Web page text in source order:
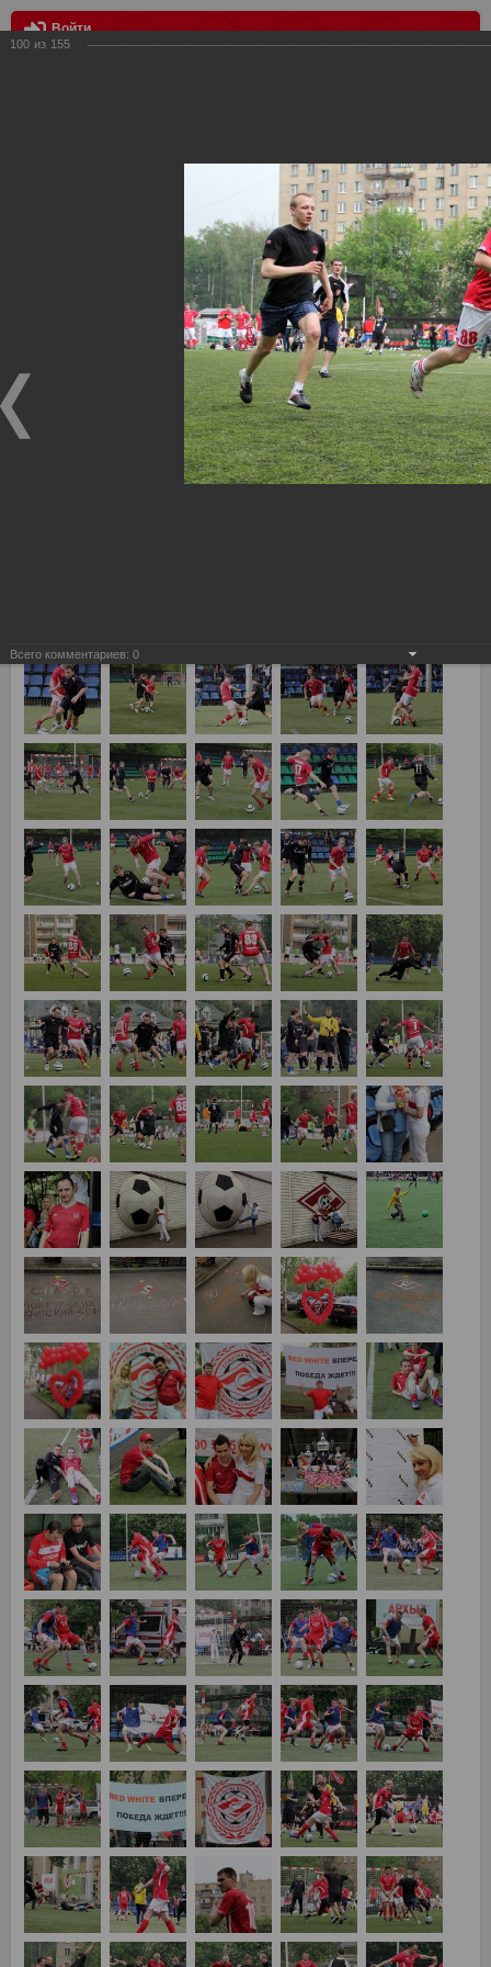
Войти
Благотворительный турнир по мини - футболу "Красно-белое
Фотографии с матчей Спартака, Сборной
Награждения>Сезон 2012>Благотворительный
турнир по мини - футболу "Красно-белое сердце"
Награждения ФК Спартак Москва
Благотворительный турнир по мини - футболу "Красно-
белое сердце"
100 из 155
Всего комментариев: 0